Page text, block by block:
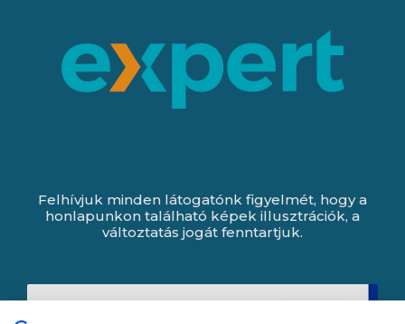
Felhívjuk minden látogatónk figyelmét, hogy a
honlapunkon található képek illusztrációk, a
változtatás jogát fenntartjuk.